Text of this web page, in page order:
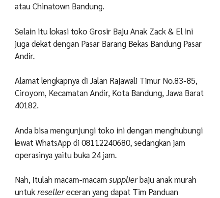
atau Chinatown Bandung.
Selain itu lokasi toko Grosir Baju Anak Zack & El ini
juga dekat dengan Pasar Barang Bekas Bandung Pasar
Andir.
Alamat lengkapnya di Jalan Rajawali Timur No.83-85,
Ciroyom, Kecamatan Andir, Kota Bandung, Jawa Barat
40182.
Anda bisa mengunjungi toko ini dengan menghubungi
lewat WhatsApp di 08112240680, sedangkan jam
operasinya yaitu buka 24 jam.
Nah, itulah macam-macamsupplierbaju anak murah
untukresellereceran yang dapat Tim Panduan